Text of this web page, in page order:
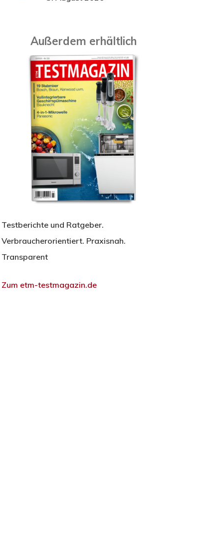
Außerdem erhältlich
Testberichte und Ratgeber.
Verbraucherorientiert. Praxisnah.
Transparent
Zum etm-testmagazin.de